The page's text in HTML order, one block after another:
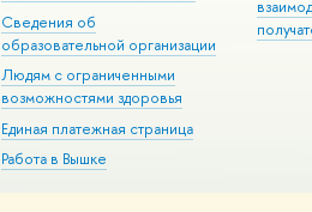
Сведения об
образовательной организации
Людям с ограниченными
возможностями здоровья
Единая платежная страница
Работа в Вышке